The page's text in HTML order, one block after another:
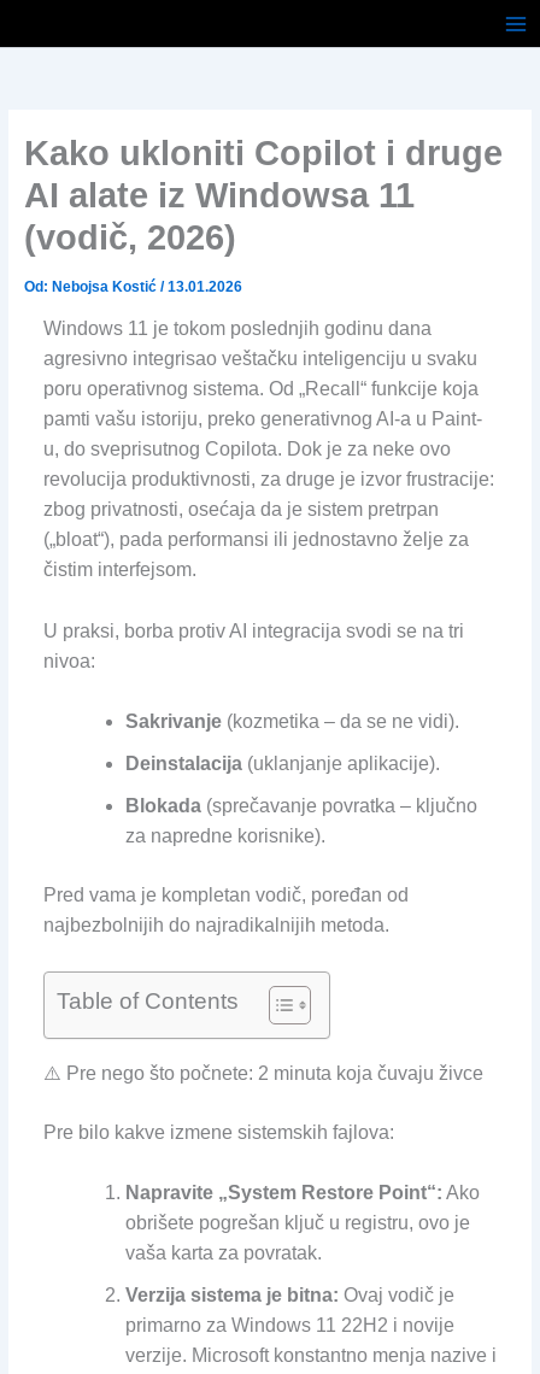
Kako ukloniti Copilot i druge
AI alate iz Windowsa 11
(vodič, 2026)
Od: Nebojsa Kostić /13.01.2026
Windows 11 je tokom poslednjih godinu dana
agresivno integrisao veštačku inteligenciju u svaku
poru operativnog sistema. Od „Recall“ funkcije koja
pamti vašu istoriju, preko generativnog AI-a u Paint-
u, do sveprisutnog Copilota. Dok je za neke ovo
revolucija produktivnosti, za druge je izvor frustracije:
zbog privatnosti, osećaja da je sistem pretrpan
(„bloat“), pada performansi ili jednostavno želje za
čistim interfejsom.
U praksi, borba protiv AI integracija svodi se na tri
nivoa:
Sakrivanje(kozmetika – da se ne vidi).
Deinstalacija(uklanjanje aplikacije).
Blokada(sprečavanje povratka – ključno
za napredne korisnike).
Pred vama je kompletan vodič, poređan od
najbezbolnijih do najradikalnijih metoda.
Table of Contents
⚠️ Pre nego što počnete: 2 minuta koja čuvaju živce
Pre bilo kakve izmene sistemskih fajlova:
Napravite „System Restore Point“: Ako
obrišete pogrešan ključ u registru, ovo je
vaša karta za povratak.
Verzija sistema je bitna: Ovaj vodič je
primarno za Windows 11 22H2 i novije
verzije. Microsoft konstantno menja nazive i